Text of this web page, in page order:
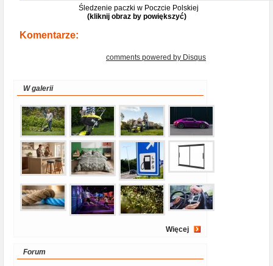
Śledzenie paczki w Poczcie Polskiej
(kliknij obraz by powiększyć)
Komentarze:
comments powered by Disqus
W galerii
Więcej
Forum